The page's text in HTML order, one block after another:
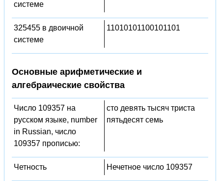
системе
325455 в двоичной
системе
11010101100101101
Основные арифметические и
алгебраические свойства
Число 109357 на
русском языке, number
in Russian, число
109357 прописью:
сто девять тысяч триста
пятьдесят семь
Четность Нечетное число 109357